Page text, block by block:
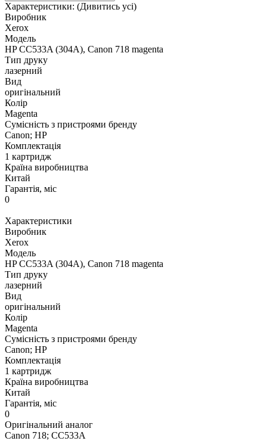
Характеристики: (Дивитись усі)
Виробник
Xerox
Модель
HP CC533A (304A), Canon 718 magenta
Тип друку
лазерний
Вид
оригінальний
Колір
Magenta
Сумісність з пристроями бренду
Canon; HP
Комплектація
1 картридж
Країна виробництва
Китай
Гарантія, міс
0
Характеристики
Виробник
Xerox
Модель
HP CC533A (304A), Canon 718 magenta
Тип друку
лазерний
Вид
оригінальний
Колір
Magenta
Сумісність з пристроями бренду
Canon; HP
Комплектація
1 картридж
Країна виробництва
Китай
Гарантія, міс
0
Оригінальний аналог
Canon 718; CC533A